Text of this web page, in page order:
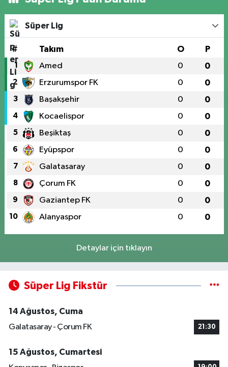
Süper Lig
# Takım O P
1 Amed 0 0
2 Erzurumspor FK 0 0
3 Başakşehir 0 0
4 Kocaelispor 0 0
5 Beşiktaş 0 0
6 Eyüpspor 0 0
7 Galatasaray 0 0
8 Çorum FK 0 0
9 Gaziantep FK 0 0
10 Alanyaspor 0 0
Detaylar için tıklayın
Süper Lig Fikstür
14 Ağustos, Cuma
Galatasaray - Çorum FK
21:30
15 Ağustos, Cumartesi